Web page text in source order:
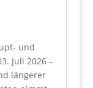
und
Juli 2026 –
län­ge­rer